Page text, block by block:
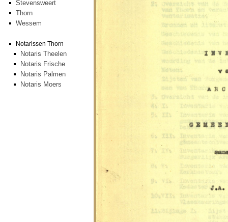
Stevensweert
Thorn
Wessem
Notarissen Thorn
Notaris Theelen
Notaris Frische
Notaris Palmen
Notaris Moers